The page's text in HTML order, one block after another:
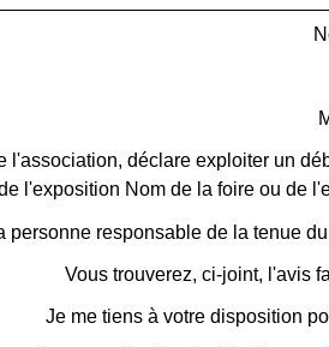
l'association, déclare exploiter un
l'exposition Nom de la foire ou de
personne responsable de la tenue
Vous trouverez, ci-joint, l'avis
Je me tiens à votre disposition